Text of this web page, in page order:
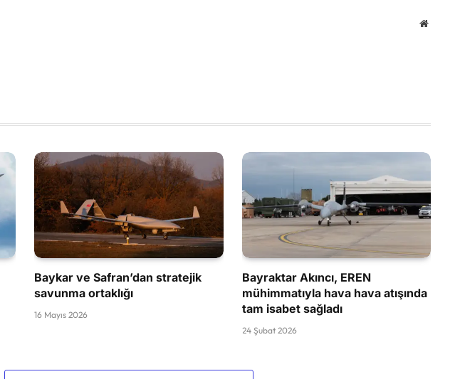
Website
Baykar ve Safran’dan stratejik
savunma ortaklığı
16 Mayıs 2026
Bayraktar Akıncı, EREN
mühimmatıyla hava hava atışında
tam isabet sağladı
24 Şubat 2026